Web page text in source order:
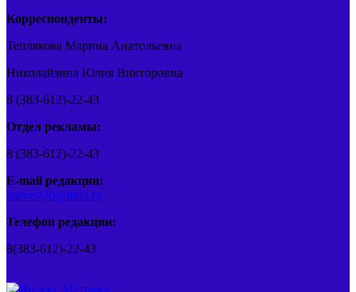
Корреспонденты:
Теплякова Марина Анатольевна
Николайзина Юлия Викторовна
8 (383-612)-22-43
Отдел рекламы:
8 (383-612)-22-43
E-mail редакции:
barvest20@mail.ru
Телефон редакции:
8(383-612)-22-43